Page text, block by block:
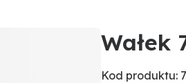
Wałek
Kod produktu: